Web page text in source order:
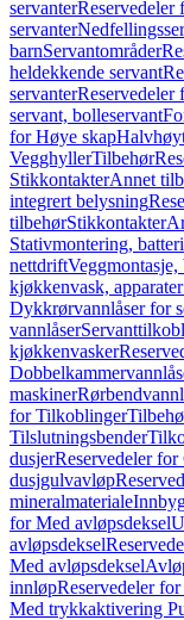
servanterReservedeler
servanter
barnServantområder
heldekkende servant
servanterReservedeler
servant, bolleservant
for Høye skap
VegghyllerTilbehør
StikkontakterAnnet
integrert belysning
tilbehørStikkontakter
Stativmontering,
nettdrift
kjøkkenvask,
Dykkrørvannlåser for
vannlåser
kjøkkenvasker
maskiner
for Tilkoblinger
Tilslutningsbender
dusjerReservedeler
dusjgulvavløp
mineralmateriale
for Med avløpsdeksel
avløpsdeksel
Med avløpsdeksel
innløpReservedeler
Med trykkaktivering